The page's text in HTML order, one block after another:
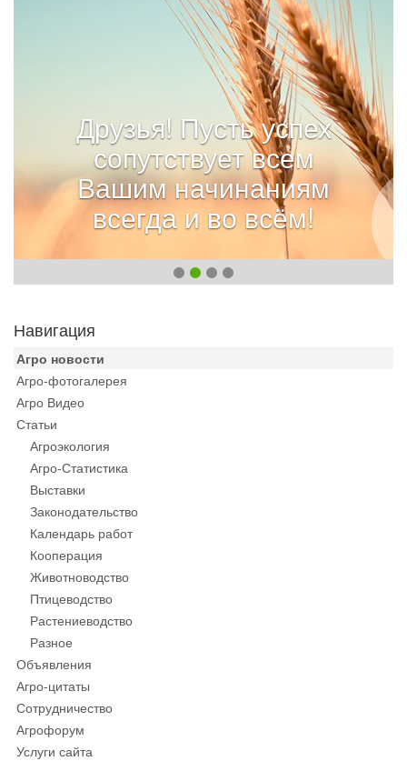
Друзья! Пусть успех
сопутствует всем
Вашим начинаниям
всегда и во всём!
Навигация
Агро новости
Агро-фотогалерея
Агро Видео
Статьи
Агроэкология
Агро-Статистика
Выставки
Законодательство
Календарь работ
Кооперация
Животноводство
Птицеводство
Растениеводство
Разное
Объявления
Агро-цитаты
Сотрудничество
Агрофорум
Услуги сайта